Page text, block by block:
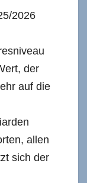
2026
der
auf die
allen
sich der